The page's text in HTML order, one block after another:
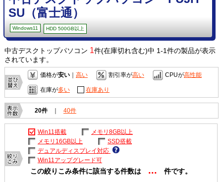
SU（富士通）
Windows11 HDD 500GB以上
中古デスクトップパソコン 1件(在庫切れ含む)中 1-1件の製品が表示
されています。
価格が安い｜ 高い 割引率が高い CPUが高性能
在庫が多い 在庫あり
20件 ｜ 40件
Win11搭載
メモリ8GB以上
メモリ16GB以上
SSD搭載
デュアルディスプレイ対応
Win11アップグレード可
この絞りこみ条件に該当する件数は ... 件です。